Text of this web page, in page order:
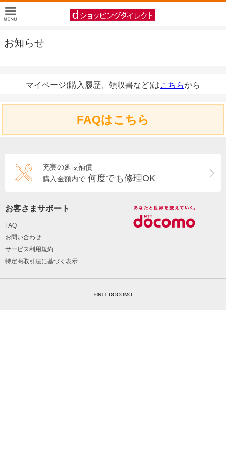
お知らせ
マイページ(購入履歴、領収書など)はこちらから
FAQはこちら
充実の延長補償
購入金額内で 何度でも修理OK
お客さまサポート
FAQ
お問い合わせ
サービス利用規約
特定商取引法に基づく表示
©NTT DOCOMO